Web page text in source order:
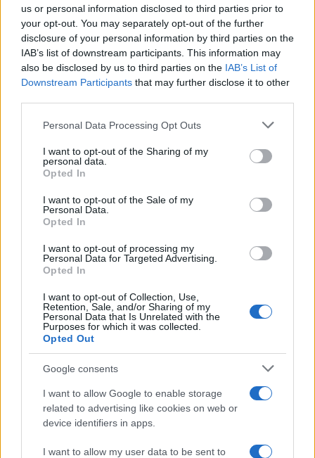
us or personal information disclosed to third parties prior to
your opt-out. You may separately opt-out of the further
disclosure of your personal information by third parties on the
IAB’s list of downstream participants. This information may
also be disclosed by us to third parties on the IAB’s List of
Downstream Participants that may further disclose it to other
Please note that this website/app uses one or more Google
not limited to your visit or usage behaviour. You may click to
grant or deny consent to Google and its third-party tags to
use your data for below specified purposes in below Google
consent section.
Personal Data Processing Opt Outs
I want to opt-out of the Sharing of my
personal data.
Opted In
I want to opt-out of the Sale of my
Personal Data.
Opted In
I want to opt-out of processing my
Personal Data for Targeted Advertising.
Opted In
I want to opt-out of Collection, Use,
Retention, Sale, and/or Sharing of my
Personal Data that Is Unrelated with the
Purposes for which it was collected.
Opted Out
Google consents
I want to allow Google to enable storage
related to advertising like cookies on web or
device identifiers in apps.
I want to allow my user data to be sent to
AUTORE
Cristian Castiglioni
Cristian Castiglioni, veneziano, iniziò come
blogger dopo aver postato una guida sui
bacari e ricevuto centinaia di messaggi: quella
reazione spinse la sua trasformazione in
redattore. Cura contenuti amichevoli e porta in
redazione appunti fotografici di vaporetto e